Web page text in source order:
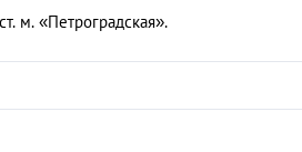
м. «Петроградская».